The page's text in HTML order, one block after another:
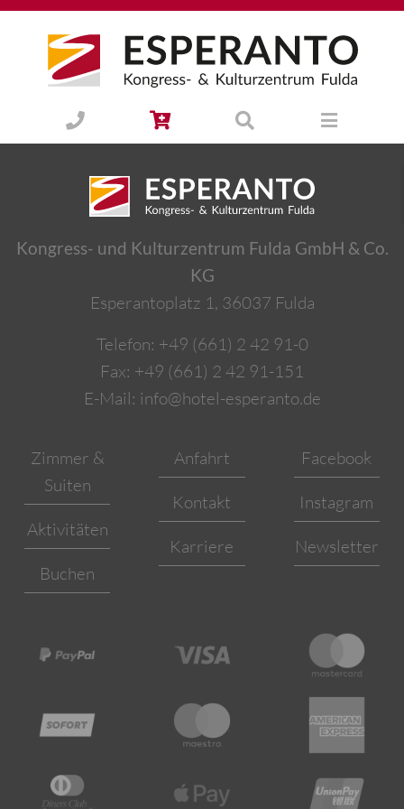
Kongress- und Kulturzentrum Fulda GmbH & Co.
KG
Esperantoplatz 1, 36037 Fulda
Telefon: +49 (661) 2 42 91-0
Fax: +49 (661) 2 42 91-151
E-Mail: info@hotel-esperanto.de
Zimmer &
Suiten
Aktivitäten
Buchen
Anfahrt
Kontakt
Karriere
Facebook
Instagram
Newsletter